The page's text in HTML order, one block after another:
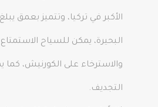
البحيرة، يمكن للسياح الاستمتاع
والاسترخاء على الكورنيش،
التجديف.